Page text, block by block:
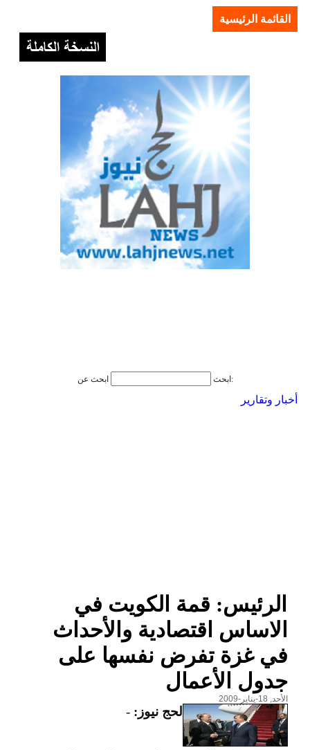
القائمة الرئيسية
ابحث ابحث عن:
أخبار وتقارير
الرئيس: قمة الكويت في
الاساس اقتصادية والأحداث
في غزة تفرض نفسها على
جدول الأعمال
الأحد, 18-يناير-2009
لحج نيوز: -